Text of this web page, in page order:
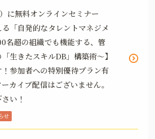
に無料オンラインセミナー
る「自発的なタレントマネジメ
名超の組織でも機能する、管
生きたスキルDB」構築術～】
参加者への特別優待プラン有
カイブ配信はございません。
い！
せ